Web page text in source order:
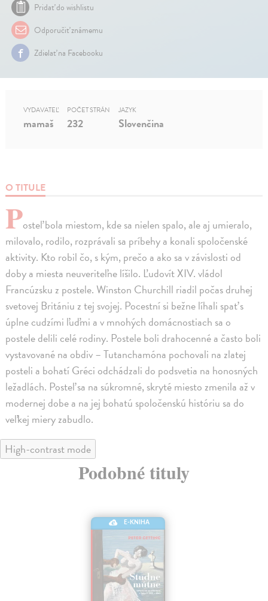
Pridať do wishlistu
Odporučiť známemu
Zdielať na Facebooku
O TITULE
Posteľ bola miestom, kde sa nielen spalo, ale aj umieralo,
milovalo, rodilo, rozprávali sa príbehy a konali spoločenské
aktivity. Kto robil čo, s kým, prečo a ako sa v závislosti od
doby a miesta neuveriteľne líšilo. Ľudovít XIV. vládol
Francúzsku z postele. Winston Churchill riadil počas druhej
svetovej Britániu z tej svojej. Pocestní si bežne líhali spať s
úplne cudzími ľuďmi a v mnohých domácnostiach sa o
postele delili celé rodiny. Postele boli drahocenné a často boli
vystavované na obdiv – Tutanchamóna pochovali na zlatej
posteli a bohatí Gréci odchádzali do podsvetia na honosných
ležadlách. Posteľ sa na súkromné, skryté miesto zmenila až v
modernej dobe a na jej bohatú spoločenskú históriu sa do
veľkej miery zabudlo.
VYDAVATEĽ
mamaš
POČET STRÁN
232
JAZYK
Slovenčina
High-contrast mode
Podobné tituly
E-KNIHA